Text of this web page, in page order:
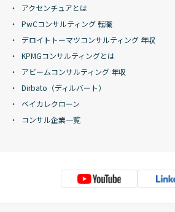
アクセンチュアとは
PwCコンサルティング 転職
デロイトトーマツコンサルティング 年収
KPMGコンサルティングとは
アビームコンサルティング 年収
Dirbato（ディルバート）
ベイカレクローン
コンサル企業一覧